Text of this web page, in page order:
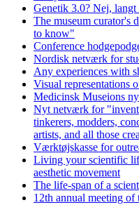
Genetik 3.0? Nej, langt
The museum curator's
to know"
Conference
Nordisk netværk for
Any experiences with
Visual representations
Medicinsk Museions
Nyt netværk for
tinkerers, modders,
artists, and all those
Værktøjskasse for
Living your scientific
aesthetic movement
The life-span of a
12th annual meeting